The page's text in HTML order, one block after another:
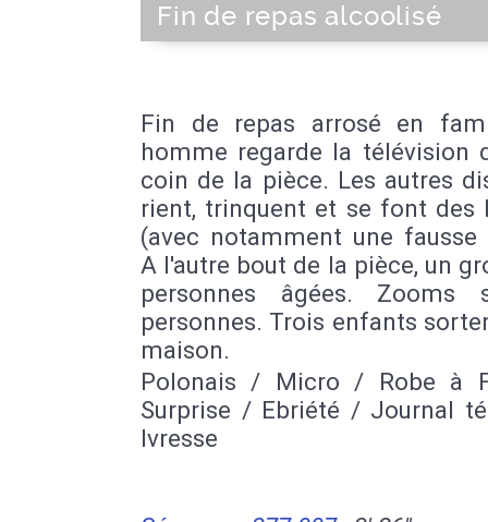
Fin de repas alcoolisé
Fin de repas arrosé en
homme regarde la télévision
coin de la pièce. Les autres
rient, trinquent et se font des
(avec notamment une fausse
A l'autre bout de la pièce, un
personnes âgées. Zooms
personnes. Trois enfants
maison.
Polonais / Micro / Robe à
Surprise / Ebriété / Journal
Ivresse